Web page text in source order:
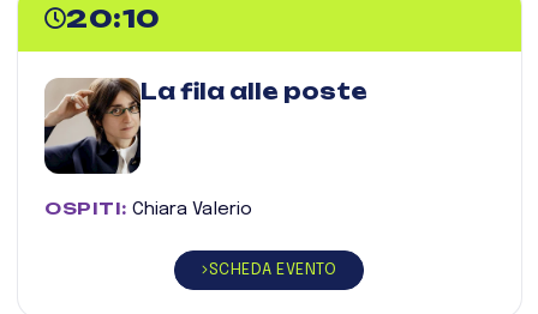
20:10
La fila alle poste
OSPITI: Chiara Valerio
SCHEDA EVENTO